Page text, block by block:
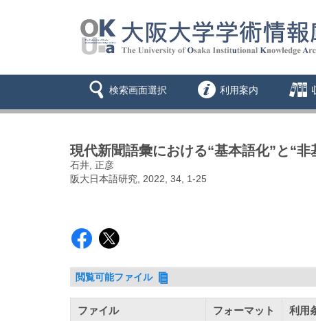
検索画面選択 利用案内
現代新聞語彙における“基本語化”と“
石井, 正彦
阪大日本語研究, 2022, 34, 1-25
閲覧可能ファイル
ファイル フォーマット 利用